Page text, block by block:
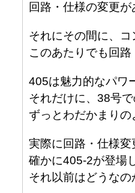
回路・仕様の変更
それにその間に、
このあたりでも回
405は魅力的なパワ
それだけに、38号
ずっとわだかまり
実際に回路・仕様
確かに405-2が登場
それ以前はどうなの